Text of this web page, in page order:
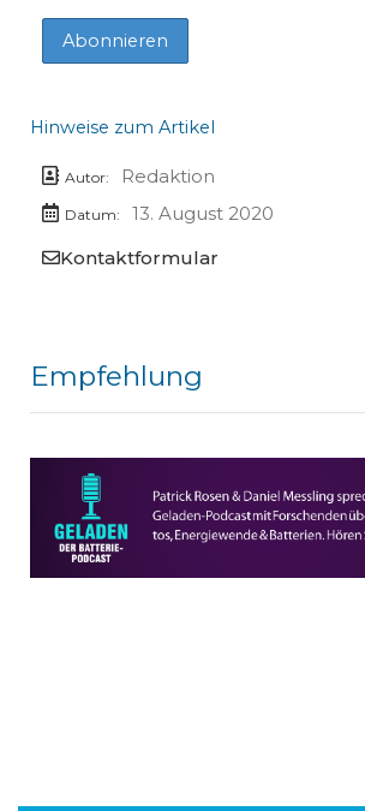
Hinweise zum Artikel
Autor: Redaktion
Datum:
13. August 2020
Kontaktformular
Empfehlung